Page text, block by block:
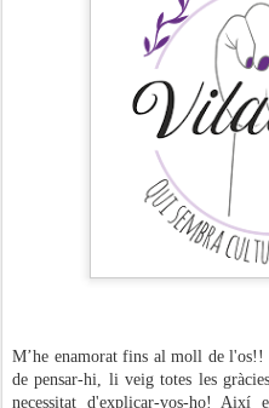
M’he enamorat fins al moll de
de pensar-hi, li veig totes les
necessitat d'explicar-vos-ho! Així